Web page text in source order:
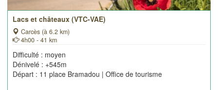
Lacs et châteaux (VTC-VAE)
Carcès (à 6.2 km)
4h00 - 41 km
Difficulté : moyen
Dénivelé : +545m
Départ : 11 place Bramadou | Office de tourisme